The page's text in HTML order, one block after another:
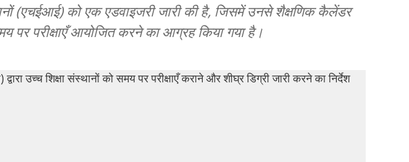
(एचईआई) को एक एडवाइजरी जारी की है, जिसमें उनसे शैक्षणिक कैलेंडर
परीक्षाएँ आयोजित करने का आग्रह किया गया है।